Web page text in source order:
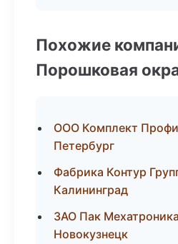
Похожие
Порошковая
ООО Комплект
Петербург
Фабрика Контур
Калининград
ЗАО Пак
Новокузнецк